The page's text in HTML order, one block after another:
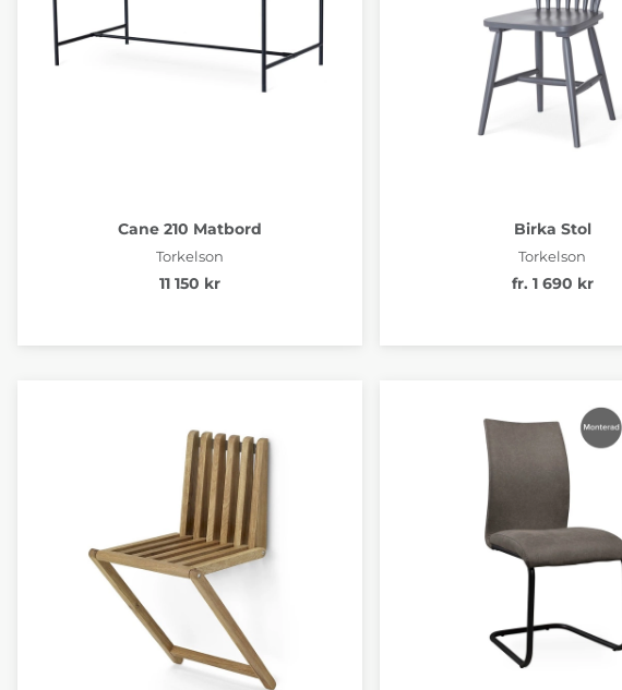
Cane 210 Matbord
Torkelson
11 150 kr
Birka Stol
Torkelson
fr. 1 690 kr